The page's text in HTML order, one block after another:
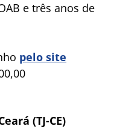
e três anos de
pelo site
(TJ-CE)